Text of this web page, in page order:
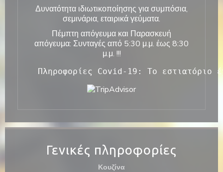
Δυνατότητα ιδιωτικοποίησης για συμπόσια,
σεμινάρια, εταιρικά γεύματα.
Πέμπτη απόγευμα και Παρασκευή
απόγευμα: Συνταγές από 5:30 μ.μ. έως 8:30
μ.μ. !!!
Πληροφορίες Covid-19: Το εστιατόριο
Γενικές πληροφορίες
Κουζίνα